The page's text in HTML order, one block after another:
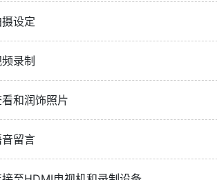
设定
录制
和润饰照片
留言